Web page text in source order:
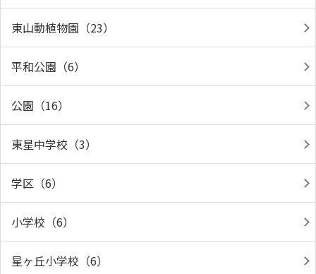
東山動植物園（23）
平和公園（6）
公園（16）
東星中学校（3）
学区（6）
小学校（6）
星ヶ丘小学校（6）